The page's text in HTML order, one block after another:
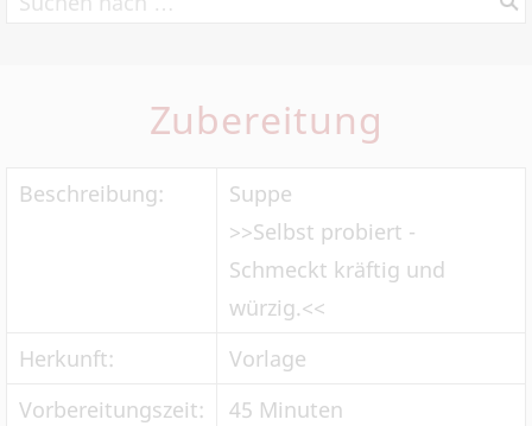
Zubereitung
Beschreibung:
Suppe
>>Selbst probiert -
Schmeckt kräftig und
würzig.<<
Herkunft:
Vorlage
Vorbereitungszeit:
45 Minuten